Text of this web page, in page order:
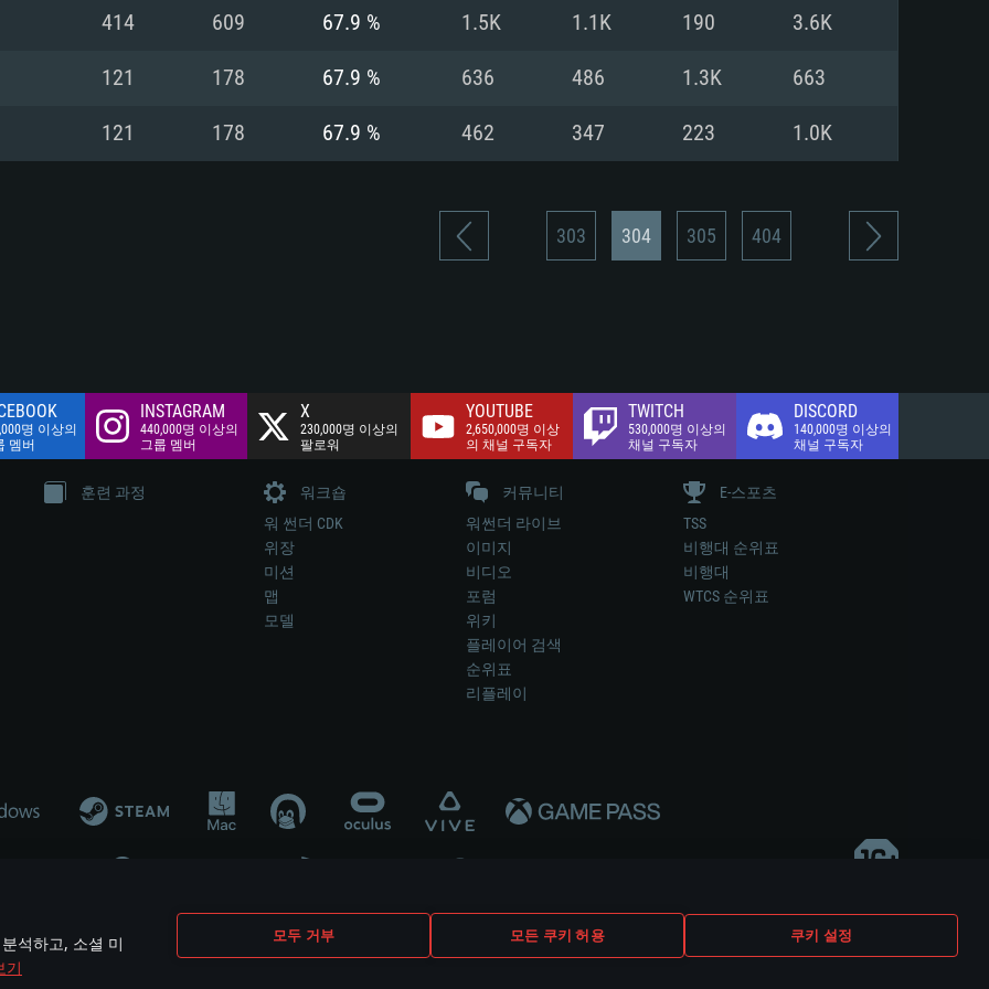
석하고, 소셜 미
기
모두 거부 모든 쿠키 허용 쿠키 설정
이언트)
이언트)
여유 저장 공간: 62.2 GB (전체 클라이언트)
414 609 67.9 % 1.5K 1.1K 190 3.6K
121 178 67.9 % 636 486 1.3K 663
121 178 67.9 % 462 347 223 1.0K
303 304 305 404
명 이상의
멤버
INSTAGRAM
440,000명 이상의
그룹 멤버
X
230,000명 이상의
팔로워
YOUTUBE
2,650,000명 이상
의 채널 구독자
TWITCH
530,000명 이상의
채널 구독자
DISCORD
140,000명 이상의
채널 구독자
훈련 과정
워크숍
워 썬더 CDK
위장
미션
맵
모델
커뮤니티
워썬더 라이브
이미지
비디오
포럼
위키
플레이어 검색
순위표
리플레이
E-스포츠
TSS
비행대 순위표
비행대
WTCS 순위표
업체나 장비 제조 업체가 게임 개발 후원 또는 홍보에 참여하지 않습니다..
are the property of their respective owners.